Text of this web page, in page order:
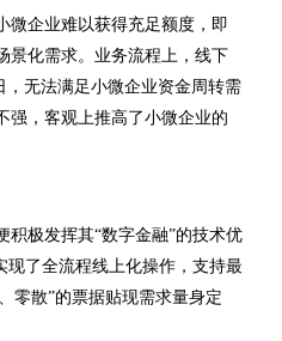
微企业难以获得充足额度，即
景化需求。业务流程上，线下
无法满足小微企业资金周转需
强，客观上推高了小微企业的
积极发挥其“数字金融”的技术优
现了全流程线上化操作，支持最
零散”的票据贴现需求量身定